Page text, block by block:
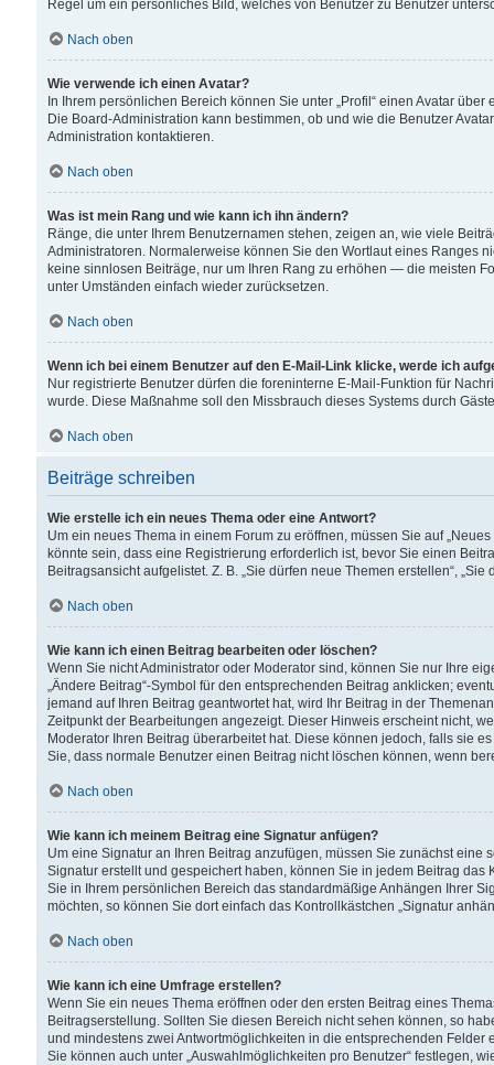
Regel um ein persönliches Bild, welches von Benutzer zu Benutzer
Nach oben
Wie verwende ich einen Avatar?
In Ihrem persönlichen Bereich können Sie unter „Profil“ einen Avatar
Die Board-Administration kann bestimmen, ob und wie die Benutzer
Administration kontaktieren.
Nach oben
Was ist mein Rang und wie kann ich ihn ändern?
Ränge, die unter Ihrem Benutzernamen stehen, zeigen an, wie viele
Administratoren. Normalerweise können Sie den Wortlaut eines Ranges
keine sinnlosen Beiträge, nur um Ihren Rang zu erhöhen — die meisten
unter Umständen einfach wieder zurücksetzen.
Nach oben
Wenn ich bei einem Benutzer auf den E-Mail-Link klicke, werde ich
Nur registrierte Benutzer dürfen die foreninterne E-Mail-Funktion für
wurde. Diese Maßnahme soll den Missbrauch dieses Systems durch
Nach oben
Beiträge schreiben
Wie erstelle ich ein neues Thema oder eine Antwort?
Um ein neues Thema in einem Forum zu eröffnen, müssen Sie auf
könnte sein, dass eine Registrierung erforderlich ist, bevor Sie einen
Beitragsansicht aufgelistet. Z. B. „Sie dürfen neue Themen erstellen“,
Nach oben
Wie kann ich einen Beitrag bearbeiten oder löschen?
Wenn Sie nicht Administrator oder Moderator sind, können Sie nur Ihre
„Ändere Beitrag“-Symbol für den entsprechenden Beitrag anklicken;
jemand auf Ihren Beitrag geantwortet hat, wird Ihr Beitrag in der
Zeitpunkt der Bearbeitungen angezeigt. Dieser Hinweis erscheint nicht,
Moderator Ihren Beitrag überarbeitet hat. Diese können jedoch, falls sie
Sie, dass normale Benutzer einen Beitrag nicht löschen können, wenn
Nach oben
Wie kann ich meinem Beitrag eine Signatur anfügen?
Um eine Signatur an Ihren Beitrag anzufügen, müssen Sie zunächst
Signatur erstellt und gespeichert haben, können Sie in jedem Beitrag
Sie in Ihrem persönlichen Bereich das standardmäßige Anhängen Ihrer
möchten, so können Sie dort einfach das Kontrollkästchen „Signatur
Nach oben
Wie kann ich eine Umfrage erstellen?
Wenn Sie ein neues Thema eröffnen oder den ersten Beitrag eines
Beitragserstellung. Sollten Sie diesen Bereich nicht sehen können, so
und mindestens zwei Antwortmöglichkeiten in die entsprechenden
Sie können auch unter „Auswahlmöglichkeiten pro Benutzer“ festlegen,